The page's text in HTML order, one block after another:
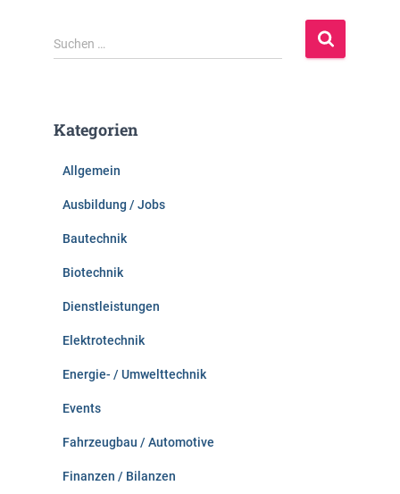
S
u
n
Suchen …
Kategorien
Allgemein
Ausbildung / Jobs
Bautechnik
Biotechnik
Dienstleistungen
Elektrotechnik
Energie- / Umwelttechnik
Events
Fahrzeugbau / Automotive
Finanzen / Bilanzen